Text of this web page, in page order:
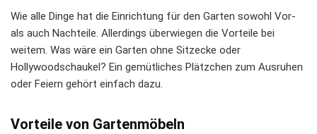
Wie alle Dinge hat die Einrichtung für den Garten sowohl Vor-
als auch Nachteile. Allerdings überwiegen die Vorteile bei
weitem. Was wäre ein Garten ohne Sitzecke oder
Hollywoodschaukel? Ein gemütliches Plätzchen zum Ausruhen
oder Feiern gehört einfach dazu.
Vorteile von Gartenmöbeln